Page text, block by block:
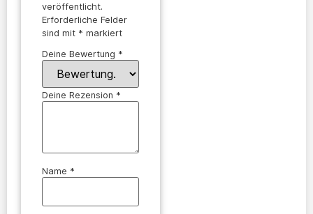
veröffentlicht.
Erforderliche Felder
sind mit * markiert
Deine Bewertung *
Deine Rezension *
Name *